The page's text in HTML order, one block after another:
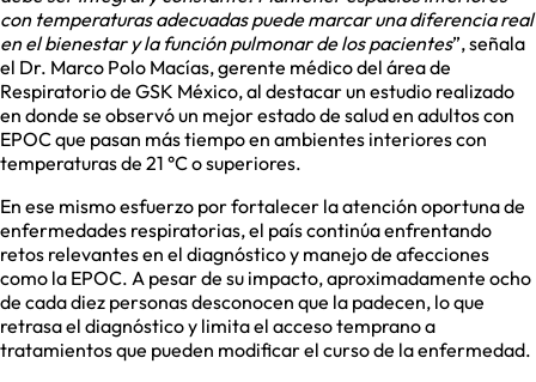
con temperaturas adecuadas puede marcar una diferencia real
en el bienestar y la función pulmonar de los pacientes”, señala
el Dr. Marco Polo Macías, gerente médico del área de
Respiratorio de GSK México, al destacar un estudio realizado
en donde se observó un mejor estado de salud en adultos con
EPOC que pasan más tiempo en ambientes interiores con
temperaturas de 21 °C o superiores.
En ese mismo esfuerzo por fortalecer la atención oportuna de
enfermedades respiratorias, el país continúa enfrentando
retos relevantes en el diagnóstico y manejo de afecciones
como la EPOC. A pesar de su impacto, aproximadamente ocho
de cada diez personas desconocen que la padecen, lo que
retrasa el diagnóstico y limita el acceso temprano a
tratamientos que pueden modificar el curso de la enfermedad.